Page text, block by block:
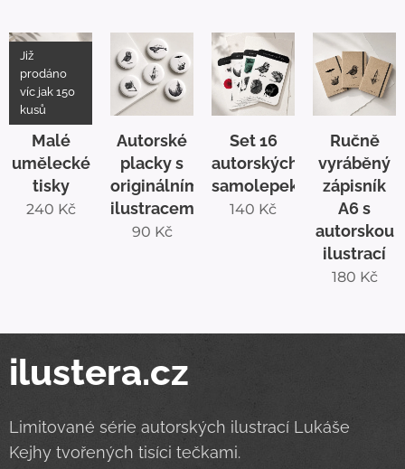
Malé
umělecké
tisky
Již
prodáno
víc jak 150
kusů
240 Kč
Autorské
placky s
originálními
ilustracemi
90 Kč
Set 16
autorských
samolepek
140 Kč
Ručně
vyráběný
zápisník
A6 s
autorskou
ilustrací
180 Kč
ilustera.cz
Limitované série autorských ilustrací Lukáše
Kejhy tvořených tisíci tečkami.